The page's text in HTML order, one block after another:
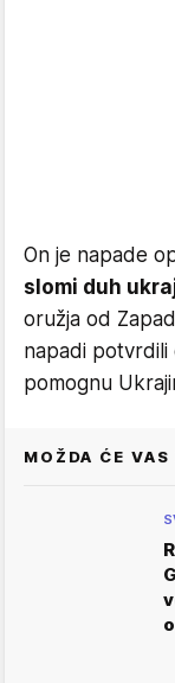
On je napade
slomi duh
oružja od
napadi potvrdili
pomognu
MOŽDA ĆE